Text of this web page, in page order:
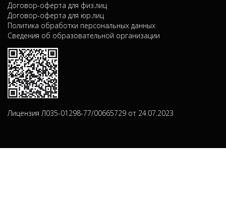
Договор-оферта для физ.лиц
Договор-оферта для юр.лиц
Политика обработки персональных данных
Сведения об образовательной организации
Лицензия Л035-01298-77/00665729 от 24.07.2023